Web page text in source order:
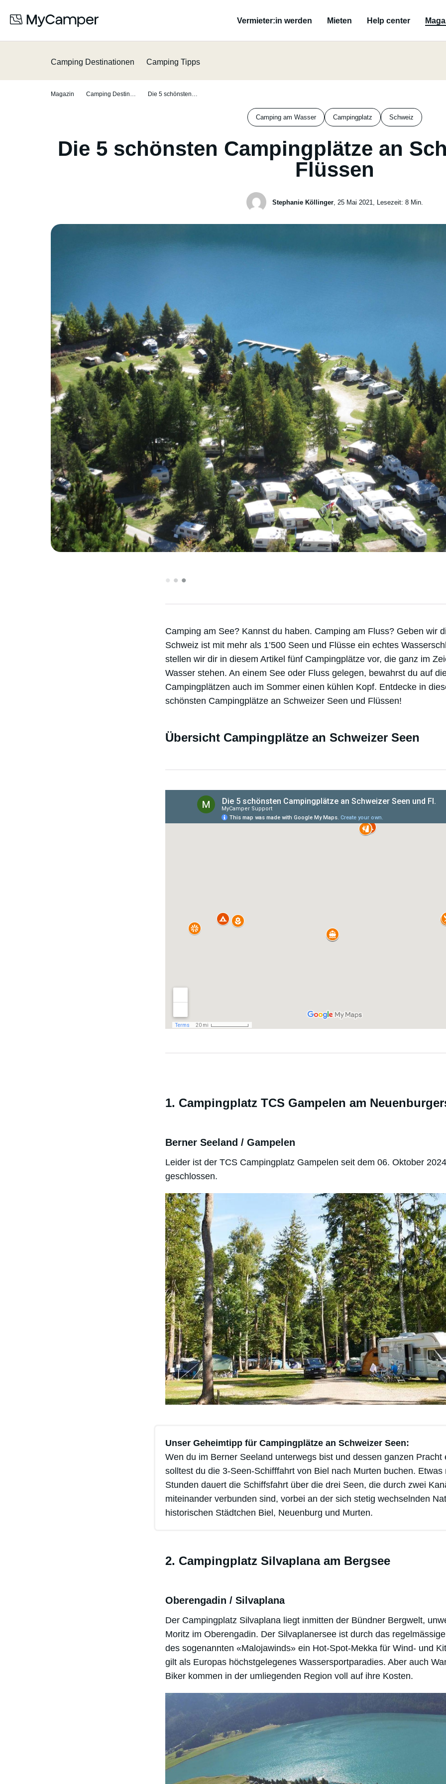
Vermieter:in werden Mieten Help center
Camping Destinationen Camping Tipps
Magazin Camping Destinationen Die 5 schönsten Campingplätze an Schweizer Seen und Flüssen
Camping am Wasser Campingplatz Schweiz
Die 5 schönsten Campingplätze an
Flüssen
Stephanie Köllinger, 25 Mai 2021 , Lesezeit: 8 Min.
• • •
Camping am See? Kannst du haben. Camping am Fluss? Geben wir
Schweiz ist mit mehr als 1’500 Seen und Flüsse ein echtes
stellen wir dir in diesem Artikel fünf Campingplätze vor, die ganz im
Wasser stehen. An einem See oder Fluss gelegen, bewahrst du auf
Campingplätzen auch im Sommer einen kühlen Kopf. Entdecke in
schönsten Campingplätze an Schweizer Seen und Flüssen!
Übersicht Campingplätze an Schweizer Seen
1. Campingplatz TCS Gampelen am
Berner Seeland / Gampelen
Leider ist der TCS Campingplatz Gampelen seit dem 06. Oktober
geschlossen.
Unser Geheimtipp für Campingplätze an Schweizer Seen:
Wen du im Berner Seeland unterwegs bist und dessen ganzen Pracht
solltest du die 3-Seen-Schifffahrt von Biel nach Murten buchen. Etwas
Stunden dauert die Schiffsfahrt über die drei Seen, die durch zwei
miteinander verbunden sind, vorbei an der sich stetig wechselnden
historischen Städtchen Biel, Neuenburg und Murten.
2. Campingplatz Silvaplana am Bergsee
Oberengadin / Silvaplana
Der Campingplatz Silvaplana liegt inmitten der Bündner Bergwelt,
Moritz im Oberengadin. Der Silvaplanersee ist durch das
des sogenannten «Malojawinds» ein Hot-Spot-Mekka für Wind- und
gilt als Europas höchstgelegenes Wassersportparadies. Aber auch
Biker kommen in der umliegenden Region voll auf ihre Kosten.